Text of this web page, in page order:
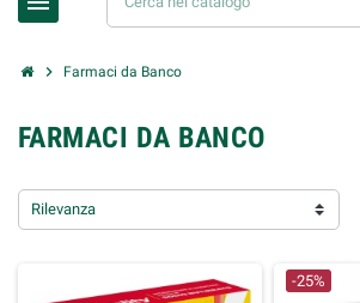
chevron_right Farmaci da Banco
FARMACI DA BANCO
Rilevanza
-25%